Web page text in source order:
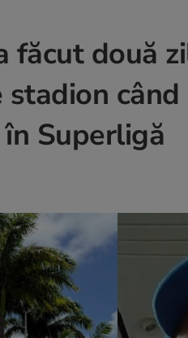
făcut două
stadion
Superligă